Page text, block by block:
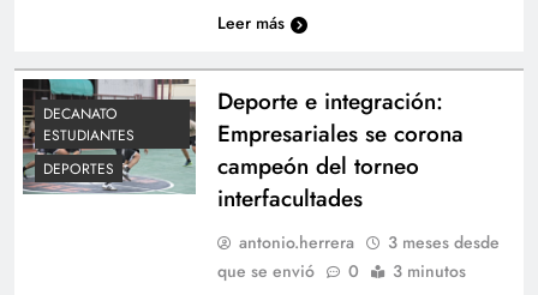
Leer más
DECANATO
ESTUDIANTES
DEPORTES
Deporte e integración:
Empresariales se corona
campeón del torneo
interfacultades
antonio.herrera
3 meses desde
que se envió
0 3 minutos